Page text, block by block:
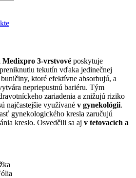
Medixpro 3-vrstvové poskytuje
tekutín vďaka jedinečnej
ktoré efektívne absorbujú, a
nepriepustnú bariéru. Tým
zariadenia a znižujú riziko
najčastejšie využívané v gynekológii.
gynekologického kresla zaručujú
kreslo. Osvedčili sa aj v tetovacích a